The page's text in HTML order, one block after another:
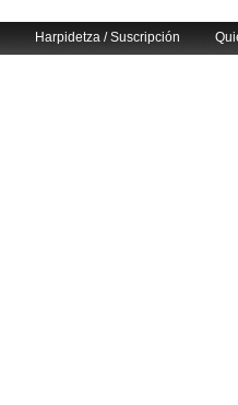
Harpidetza / Suscripción